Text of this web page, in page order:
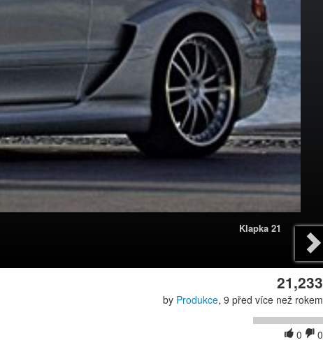
Klapka 21
21,233
by Produkce, 9 před více než rokem
0 0